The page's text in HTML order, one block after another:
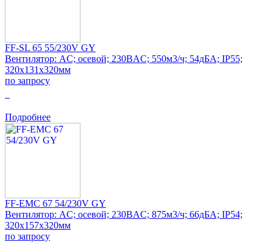
FF-SL 65 55/230V GY
Вентилятор: AC; осевой; 230ВAC; 550м3/ч; 54дБА; IP55;
320x131x320мм
по запросу
Подробнее
FF-EMC 67 54/230V GY
Вентилятор: AC; осевой; 230ВAC; 875м3/ч; 66дБА; IP54;
320x157x320мм
по запросу